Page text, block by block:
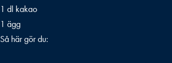
1 dl kakao
1 ägg
Så här gör du: